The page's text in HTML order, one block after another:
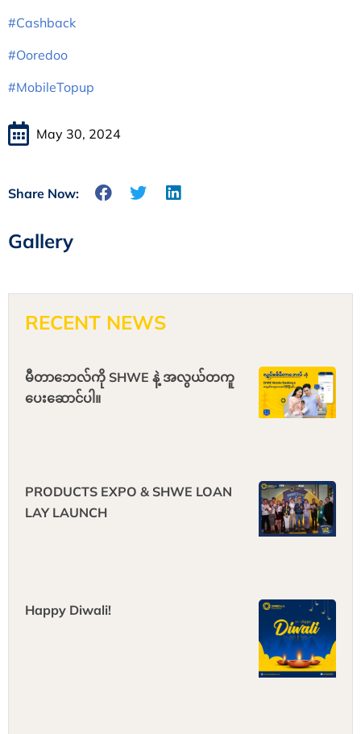
#Cashback
#Ooredoo
#MobileTopup
May 30, 2024
Share Now:
Gallery
RECENT NEWS
မီတာဘေလ်ကို SHWE နဲ့ အလွယ်တကူ
ပေးဆောင်ပါ။
PRODUCTS EXPO & ‌SHWE LOAN
LAY LAUNCH
Happy Diwali!